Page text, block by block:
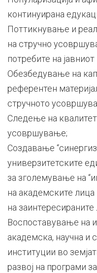
континуирана
Поттикнување и
на стручно
потребите на
Oбезбедување на
референтен
стручното
Следење на
усовршување;
Создавање
универзитетските
за зголемување на
на академските
на
Воспоставување на
академска, научна и
институции во
развој на програми